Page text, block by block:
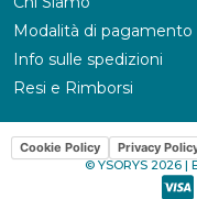
Modalità di pagamento
Info sulle spedizioni
Resi e Rimborsi
Cookie Policy
Privacy
© YSORYS 2026 |